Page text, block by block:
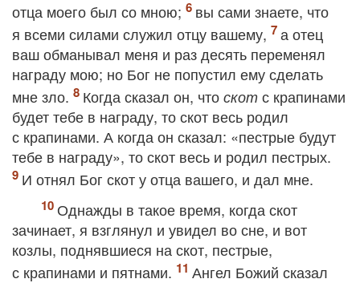
отца моего был со мною;
вы сами знаете, что
я всеми силами служил отцу вашему,
а отец
ваш обманывал меня и раз десять переменял
награду мою; но Бог не попустил ему сделать
мне зло.
Когда сказал он, что скот с крапинами
будет тебе в награду, то скот весь родил
с крапинами. А когда он сказал: «пестрые будут
тебе в награду», то скот весь и родил пестрых.
И отнял Бог скот у отца вашего, и дал мне.
Однажды в такое время, когда скот
зачинает, я взглянул и увидел во сне, и вот
козлы, поднявшиеся на скот, пестрые,
с крапинами и пятнами.
Ангел Божий сказал